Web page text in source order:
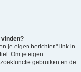
vinden?
je eigen berichten" link in
Om je eigen
gebruiken en de